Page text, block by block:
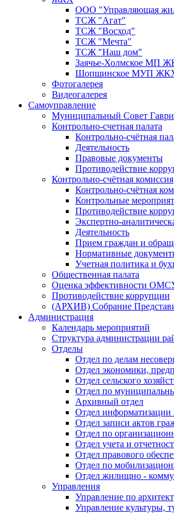
ООО "Управляющая
ТСЖ "Агат"
ТСЖ "Восход"
ТСЖ "Мечта"
ТСЖ "Наш дом"
Заячье-Холмское МП
Шопшинское МУП
Фотогалерея
Видеогалерея
Самоуправление
Муниципальный Совет
Контрольно-счетная палата
Контрольно-счётная
Деятельность
Правовые документы
Противодействие
Контрольно-счётная комиссия
Контрольно-счётная
Контрольные
Противодействие
Экспертно-
Деятельность
Прием граждан и
Нормативные
Учетная политика и
Общественная палата
Оценка эффективности
Противодействие коррупции
(АРХИВ) Собрание
Администрация
Календарь мероприятий
Структура администрации
Отделы
Отдел по делам
Отдел экономики,
Отдел сельского
Отдел по
Архивный отдел
Отдел информатизации
Отдел записи актов
Отдел по
Отдел учета и
Отдел правового
Отдел по
Отдел жилищно -
Управления
Управление по
Управление культуры,